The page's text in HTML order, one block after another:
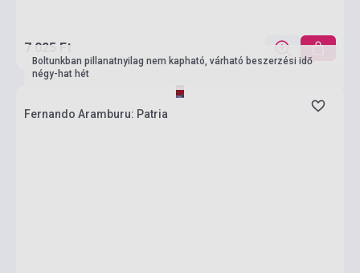
7 025 Ft
Boltunkban pillanatnyilag nem kapható, várható beszerzési idő
négy-hat hét
Fernando Aramburu: Patria